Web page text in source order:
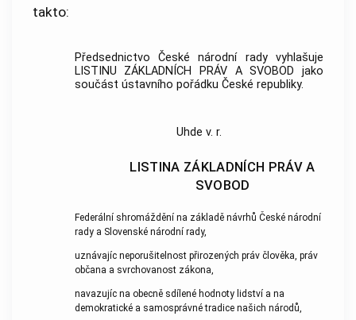
takto:
Předsednictvo České národní rady vyhlašuje
LISTINU ZÁKLADNÍCH PRÁV A SVOBOD jako
součást ústavního pořádku České republiky.
Uhde v. r.
LISTINA ZÁKLADNÍCH PRÁV A
SVOBOD
Federální shromáždění na základě návrhů České národní
rady a Slovenské národní rady,
uznávajíc neporušitelnost přirozených práv člověka, práv
občana a svrchovanost zákona,
navazujíc na obecně sdílené hodnoty lidství a na
demokratické a samosprávné tradice našich národů,